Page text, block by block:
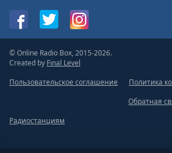
© Online Radio Box, 2015-2026.
Created by Final Level
Пользовательское соглашение
Политика
Обратная
Радиостанциям